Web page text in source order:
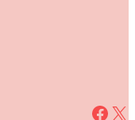
Facebook X